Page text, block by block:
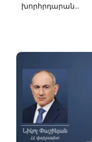
խորհրդարան...